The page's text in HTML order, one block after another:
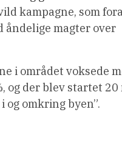
kampagne, som
åndelige magter over
i området voksede
og der blev startet 20
og omkring byen”.